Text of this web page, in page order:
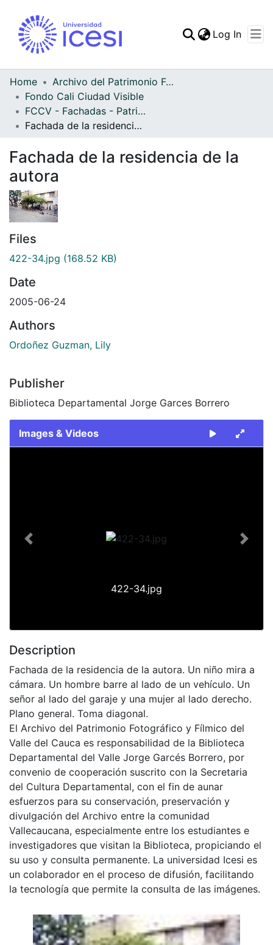
Log In
Home
Archivo del Patrimonio Fotográfico y Fílmico del Valle del Cauca
Fondo Cali Ciudad Visible
FCCV - Fachadas - Patrimonial
Fachada de la residencia de la autora
Fachada de la residencia de la
autora
Files
422-34.jpg (168.52 KB)
Date
2005-06-24
Authors
Ordoñez Guzman, Lily
Publisher
Biblioteca Departamental Jorge Garces Borrero
Images & Videos
422-34.jpg
Previous Next
Description
Fachada de la residencia de la autora. Un niño mira a
cámara. Un hombre barre al lado de un vehículo. Un
señor al lado del garaje y una mujer al lado derecho.
Plano general. Toma diagonal.
El Archivo del Patrimonio Fotográfico y Fílmico del
Valle del Cauca es responsabilidad de la Biblioteca
Departamental del Valle Jorge Garcés Borrero, por
convenio de cooperación suscrito con la Secretaria
del Cultura Departamental, con el fin de aunar
esfuerzos para su conservación, preservación y
divulgación del Archivo entre la comunidad
Vallecaucana, especialmente entre los estudiantes e
investigadores que visitan la Biblioteca, propiciando el
su uso y consulta permanente. La universidad Icesi es
un colaborador en el proceso de difusión, facilitando
la tecnología que permite la consulta de las imágenes.